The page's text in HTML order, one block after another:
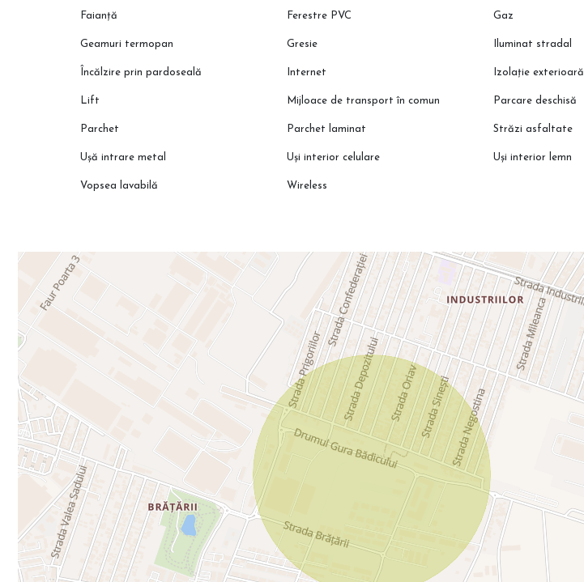
Faianță Ferestre PVC Gaz
Geamuri termopan Gresie Iluminat stradal
Încălzire prin pardoseală Internet Izolație exterioară
Lift Mijloace de transport în comun Parcare deschisă
Parchet Parchet laminat Străzi asfaltate
Ușă intrare metal Uși interior celulare Uși interior lemn
Vopsea lavabilă Wireless